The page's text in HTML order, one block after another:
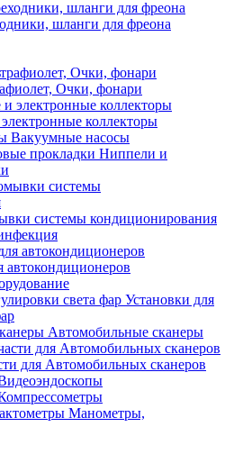
шланги для фреона
Очки, фонари
коллекторы
Вакуумные насосы
Ниппели и
системы кондиционирования
автокондиционеров
Установки для
Автомобильные сканеры
для Автомобильных сканеров
Манометры,